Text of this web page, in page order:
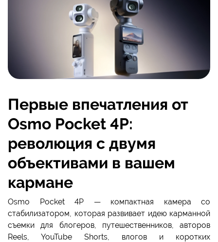
Первые впечатления от
Osmo Pocket 4P:
революция с двумя
объективами в вашем
кармане
Osmo Pocket 4P — компактная камера со
стабилизатором, которая развивает идею карманной
съемки для блогеров, путешественников, авторов
Reels, YouTube Shorts, влогов и коротких